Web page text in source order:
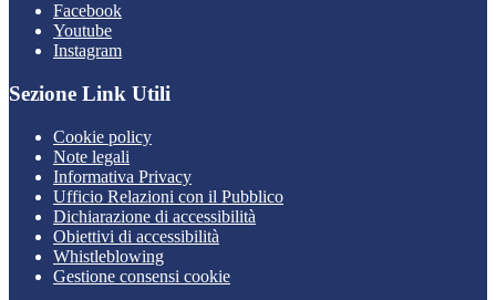
Facebook
Youtube
Instagram
Sezione Link Utili
Cookie policy
Note legali
Informativa Privacy
Ufficio Relazioni con il Pubblico
Dichiarazione di accessibilità
Obiettivi di accessibilità
Whistleblowing
Gestione consensi cookie